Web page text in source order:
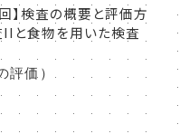
】検査の概要と評価方
と食物を用いた検査
評価）
わ
法
3